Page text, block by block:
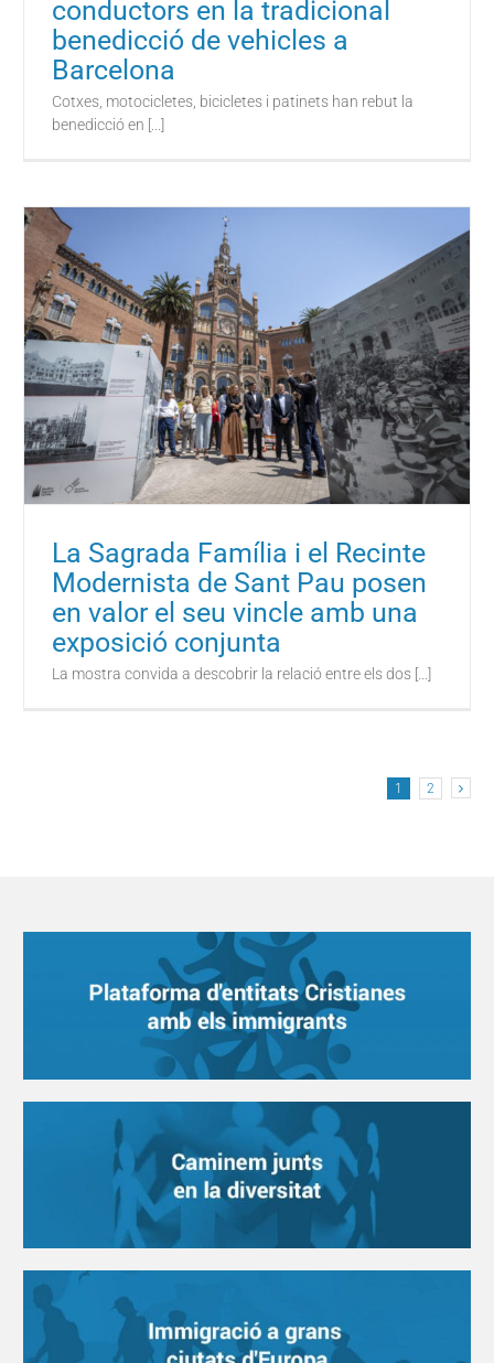
conductors en la tradicional
benedicció de vehicles a
Barcelona
Cotxes, motocicletes, bicicletes i patinets han rebut la
benedicció en [...]
La Sagrada Família i el Recinte
Modernista de Sant Pau posen
en valor el seu vincle amb una
exposició conjunta
La mostra convida a descobrir la relació entre els dos [...]
1 2